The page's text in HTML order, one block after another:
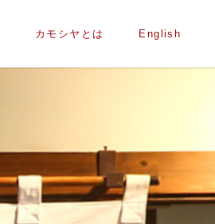
カモシヤとは English